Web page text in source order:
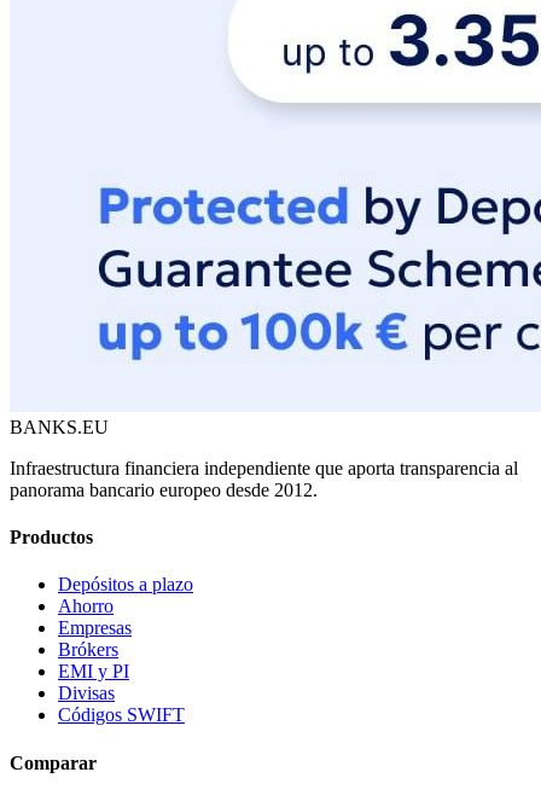
BANKS.EU
Infraestructura financiera independiente que aporta transparencia al
panorama bancario europeo desde 2012.
Productos
Depósitos a plazo
Ahorro
Empresas
Brókers
EMI y PI
Divisas
Códigos SWIFT
Comparar